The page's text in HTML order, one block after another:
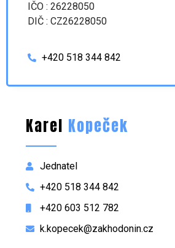
IČO : 26228050
DIČ : CZ26228050
+420 518 344 842
Karel Kopeček
Jednatel
+420 518 344 842
+420 603 512 782
k.kopecek@zakhodonin.cz